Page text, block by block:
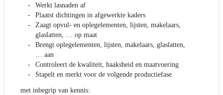
Werkt lasnaden af
Plaatst dichtingen in afgewerkte kaders
Zaagt opvul- en oplegelementen, lijsten, makelaars,
glaslatten, … op maat
Brengt oplegelementen, lijsten, makelaars, glaslatten,
… aan
Controleert de kwaliteit, haaksheid en maatvoering
Stapelt en merkt voor de volgende productiefase
met inbegrip van kennis: